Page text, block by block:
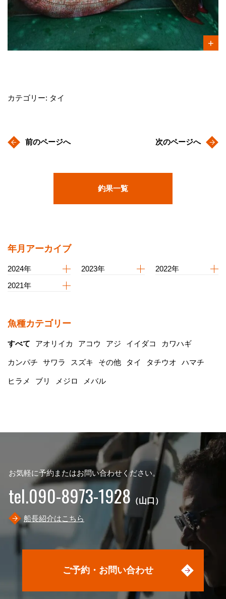
カテゴリー: タイ
前のページへ
釣果一覧
次のページへ
年月アーカイブ
2024年 2023年
2022年
2021年
魚種カテゴリー
すべて アオリイカ アコウ アジ イイダコ カワハギ
カンパチ サワラ スズキ その他 タイ タチウオ ハマチ
ヒラメ ブリ メジロ メバル
お気軽に予約またはお問い合わせください。
tel.090-8973-1928 （山口）
船長紹介はこちら
ご予約・お問い合わせ